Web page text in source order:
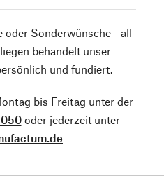
oder Sonderwünsche - all
behandelt unser
und fundiert.
bis Freitag unter der
oder jederzeit unter